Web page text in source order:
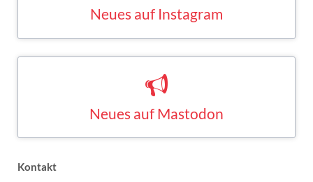
Kontakt